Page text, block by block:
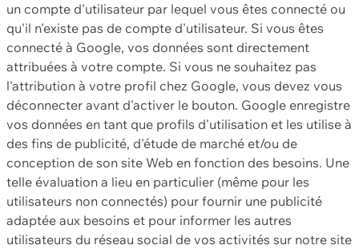
un compte d'utilisateur par lequel vous êtes connecté ou
qu'il n'existe pas de compte d'utilisateur. Si vous êtes
connecté à Google, vos données sont directement
attribuées à votre compte. Si vous ne souhaitez pas
l'attribution à votre profil chez Google, vous devez vous
déconnecter avant d'activer le bouton. Google enregistre
vos données en tant que profils d'utilisation et les utilise à
des fins de publicité, d'étude de marché et/ou de
conception de son site Web en fonction des besoins. Une
telle évaluation a lieu en particulier (même pour les
utilisateurs non connectés) pour fournir une publicité
adaptée aux besoins et pour informer les autres
utilisateurs du réseau social de vos activités sur notre site